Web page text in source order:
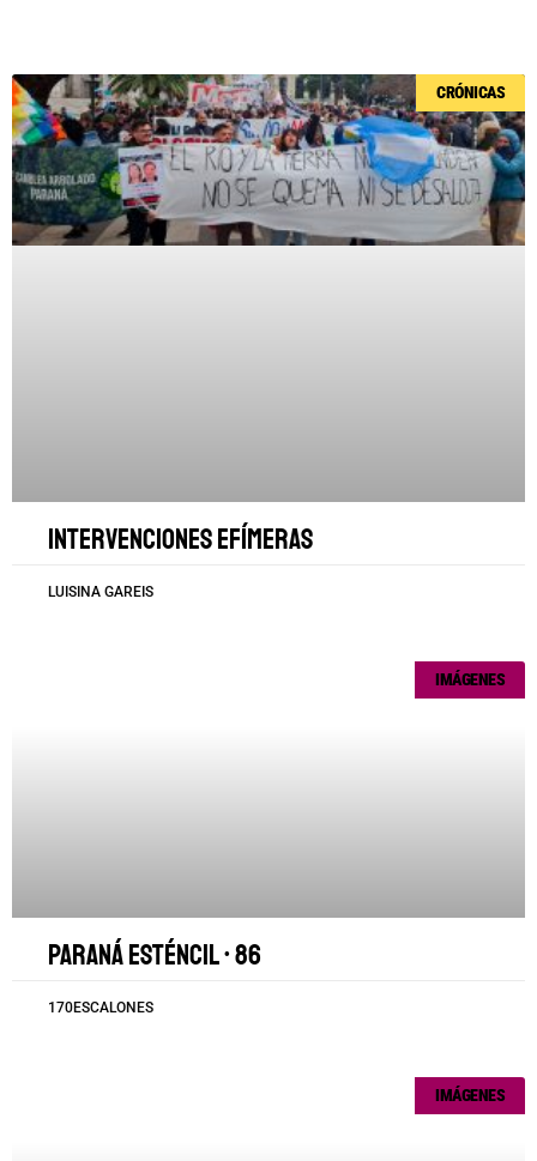
CRÓNICAS
Intervenciones efímeras
LUISINA GAREIS
IMÁGENES
Paraná esténcil • 86
170ESCALONES
IMÁGENES
Página
Página
Página
PáginaPágina